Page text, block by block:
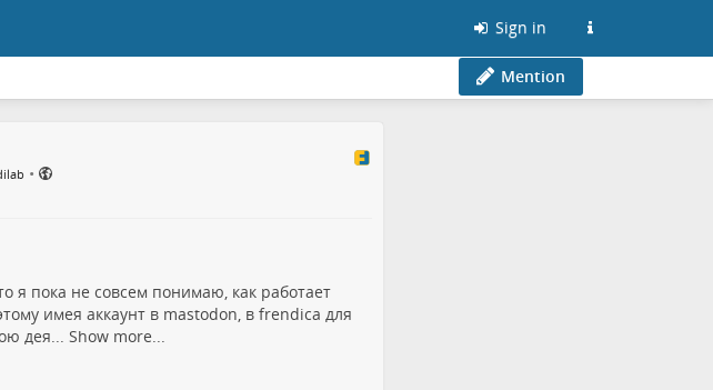
Sign in
Mention
•
я пока не совсем понимаю, как работает
имея аккаунт в mastodon, в frendica для
дея... Show more...